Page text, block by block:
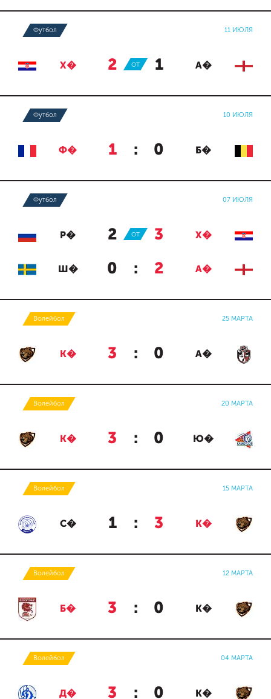
Футбол 11 ИЮЛЯ
Х� 2 : 1 А�
ОТ
Футбол 10 ИЮЛЯ
Ф� 1 : 0 Б�
Футбол 07 ИЮЛЯ
Р� 2 : 3 Х�
ОТ
Ш� 0 : 2 А�
Волейбол 25 МАРТА
К� 3 : 0 А�
Волейбол 20 МАРТА
К� 3 : 0 Ю�
Волейбол 15 МАРТА
С� 1 : 3 К�
Волейбол 12 МАРТА
Б� 3 : 0 К�
Волейбол 04 МАРТА
Д� 3 : 0 К�